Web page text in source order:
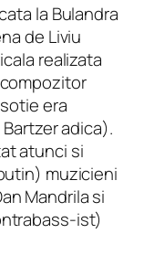
la Bulandra
de Liviu
realizata
era
adica).
atunci si
muzicieni
Mandrila si
ist)